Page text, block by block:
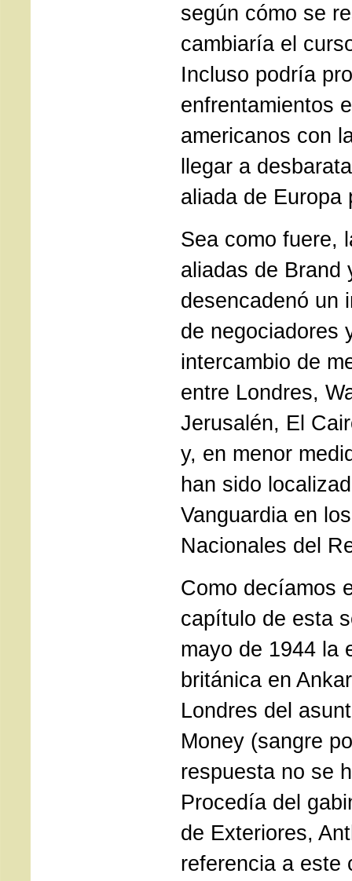
según cómo se
cambiaría el
Incluso podría
enfrentamientos
americanos con
llegar a
aliada de Europa
Sea como fuere,
aliadas de Brand
desencadenó un
de negociadores
intercambio de
entre Londres,
Jerusalén, El
y, en menor
han sido
Vanguardia en
Nacionales del
Como decíamos
capítulo de esta
mayo de 1944 la
británica en
Londres del
Money (sangre
respuesta no se
Procedía del
de Exteriores,
referencia a este